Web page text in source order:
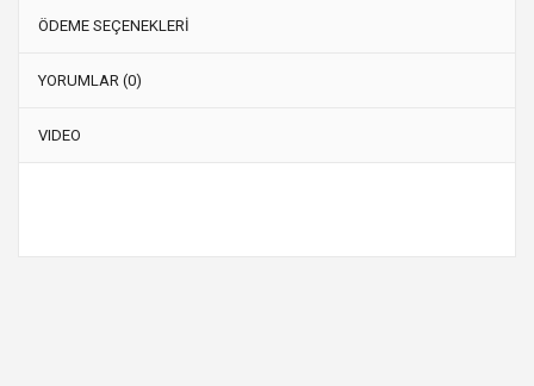
ÖDEME SEÇENEKLERİ
YORUMLAR (0)
VIDEO